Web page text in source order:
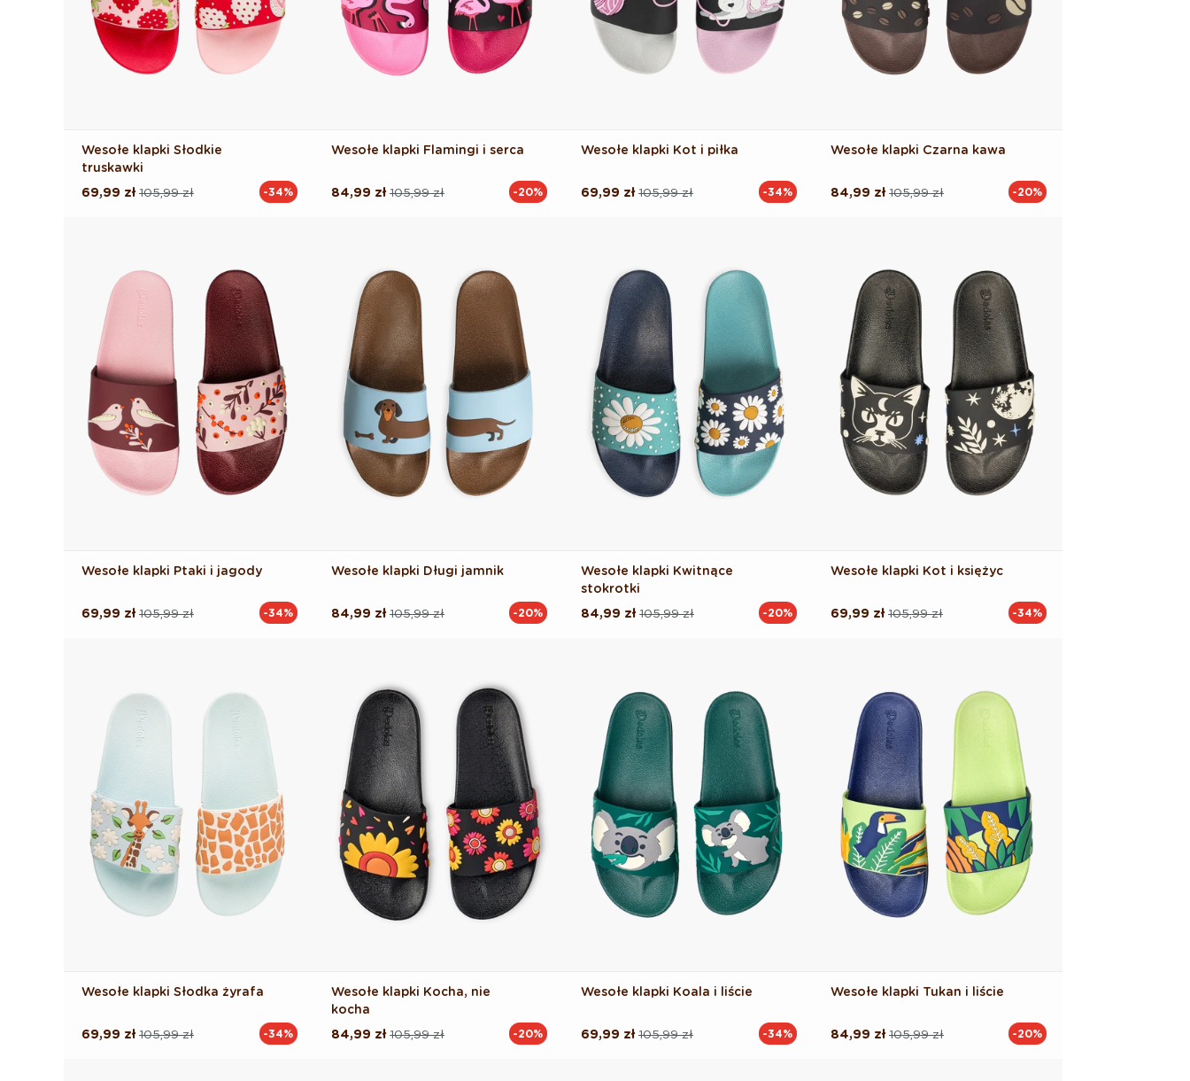
Wesołe klapki Słodkie
truskawki
Cena
105,99 zł
Cena
69,99 zł -34%
Wesołe klapki Flamingi i serca
Cena
105,99 zł
Cena
84,99 zł -20%
Wesołe klapki Kot i piłka
Cena
105,99 zł
Cena
69,99 zł -34%
Wesołe klapki Czarna kawa
Cena
105,99 zł
Cena
84,99 zł -20%
Wesołe klapki Ptaki i jagody
Cena
105,99 zł
Cena
69,99 zł -34%
Wesołe klapki Długi jamnik
Cena
105,99 zł
Cena
84,99 zł -20%
Wesołe klapki Kwitnące
stokrotki
Cena
105,99 zł
Cena
84,99 zł -20%
Wesołe klapki Kot i księżyc
Cena
105,99 zł
Cena
69,99 zł -34%
Wesołe klapki Słodka żyrafa
Cena
105,99 zł
Cena
69,99 zł -34%
Wesołe klapki Kocha, nie
kocha
Cena
105,99 zł
Cena
84,99 zł -20%
Wesołe klapki Koala i liście
Cena
105,99 zł
Cena
69,99 zł -34%
Wesołe klapki Tukan i liście
Cena
105,99 zł
Cena
84,99 zł -20%